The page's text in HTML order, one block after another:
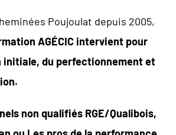
Poujoulat depuis 2005,
AGÉCIC intervient pour
initiale, du perfectionnement et
non qualifiés RGE/Qualibois,